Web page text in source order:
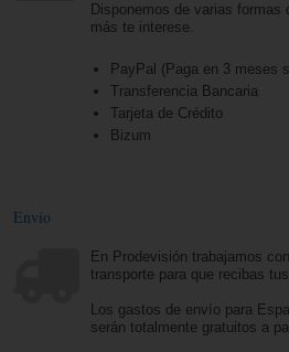
Disponemos de varias formas
más te interese.
PayPal (Paga en 3 meses
Transferencia Bancaria
Tarjeta de Crédito
Bizum
Envío
En Prodevisión trabajamos
transporte para que recibas
Los gastos de envío para
serán totalmente gratuitos a